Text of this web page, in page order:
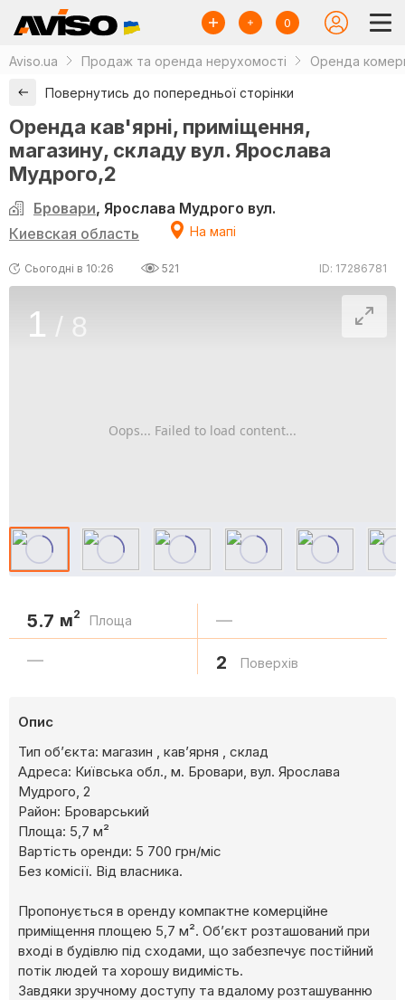
0
Aviso.ua Продаж та оренда нерухомості Оренда
Повернутись до попередньої сторінки
Оренда кав'ярні, приміщення,
магазину, складу вул. Ярослава
Мудрого,2
Бровари, Ярослава Мудрого вул.
Киевская область
На мапі
Сьогодні в 10:26 521 ID: 17286781
Oops... Failed to load content...
1 / 8
5.7 м2 Площа —
— 2 Поверхів
Опис
Тип об’єкта: магазин , кав’ярня , склад
Адреса: Київська обл., м. Бровари, вул. Ярослава
Мудрого, 2
Район: Броварський
Площа: 5,7 м²
Вартість оренди: 5 700 грн/міс
Без комісії. Від власника.
Пропонується в оренду компактне комерційне
приміщення площею 5,7 м². Об’єкт розташований при
вході в будівлю під сходами, що забезпечує постійний
потік людей та хорошу видимість.
Завдяки зручному доступу та вдалому розташуванню